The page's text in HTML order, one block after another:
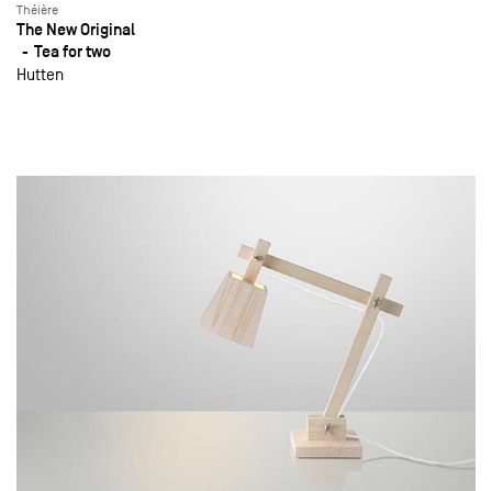
Théière
The New Original
Tea for two
Hutten